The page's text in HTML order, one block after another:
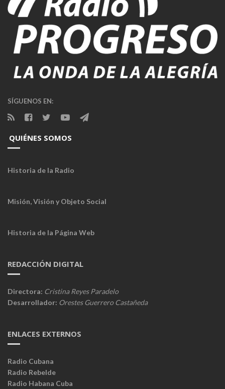
SÍGUENOS EN:
QUIÉNES SOMOS
Historia de la Radio
Misión, Visión y Objeto Social
Historia de la Página Web
REDACCIÓN DIGITAL
Directora: Cristina Reyes Paradelo
Desarrollador: Orestes Guerrero Castañeda
ENLACES EXTERNOS
Radio Cubana
Radio Rebelde
Radio Habana Cuba